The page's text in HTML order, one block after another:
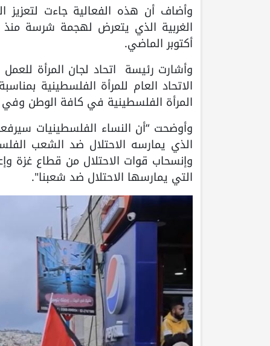
وأضاف أن هذه الفعالية جاءت
الغربية الذي يتعرض لهجمة شرسة
أكتوبر الماضي.
وأشارت رئيسة اتحاد لجان المرأة
الاتحاد العام للمرأة الفلسطينية
المرأة الفلسطينية في كافة الوطن
وأوضحت “أن النساء الفلسطينيات
الذي يمارسه الاحتلال ضد الشعب
وإنسحاب قوات الاحتلال من قطاع غزة
التي يمارسها الاحتلال ضد شعبنا".